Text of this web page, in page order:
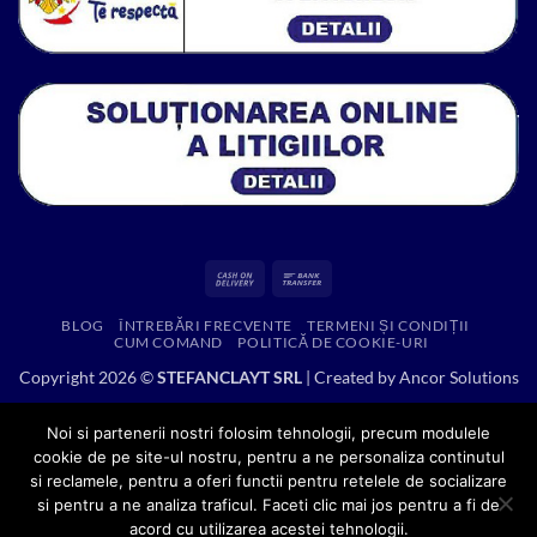
Cash
Delivery
BLOG ÎNTREBĂRI FRECVENTE
TERMENI ȘI CONDIȚII
CUM COMAND
POLITICĂ DE COOKIE-URI
Copyright 2026 ©STEFANCLAYT SRL| Created byAncor Solutions
Noi si partenerii nostri folosim tehnologii, precum modulele
cookie de pe site-ul nostru, pentru a ne personaliza continutul
si reclamele, pentru a oferi functii pentru retelele de socializare
si pentru a ne analiza traficul. Faceti clic mai jos pentru a fi de
acord cu utilizarea acestei tehnologii.